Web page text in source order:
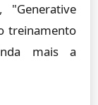
treinamento
mais a